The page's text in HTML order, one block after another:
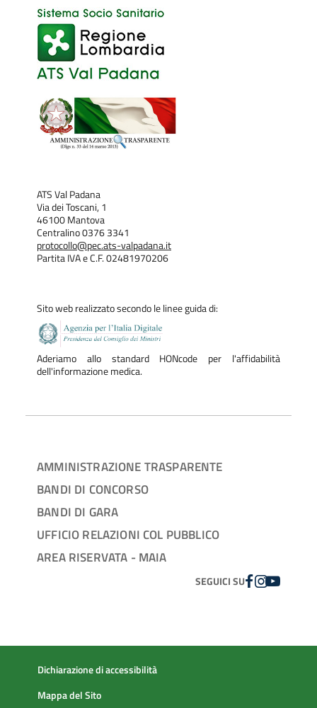
ATS Val Padana
Via dei Toscani, 1
46100 Mantova
Centralino 0376 3341
protocollo@pec.ats-valpadana.it
Partita IVA e C.F. 02481970206
Sito web realizzato secondo le linee guida di:
Aderiamo allo standard HONcode per l'affidabilità
dell'informazione medica.
AMMINISTRAZIONE TRASPARENTE
BANDI DI CONCORSO
BANDI DI GARA
UFFICIO RELAZIONI COL PUBBLICO
AREA RISERVATA - MAIA
SEGUICI SUFACEBOOK
INSTAGRAM
YOUTUBE
Dichiarazione di accessibilità
Mappa del Sito